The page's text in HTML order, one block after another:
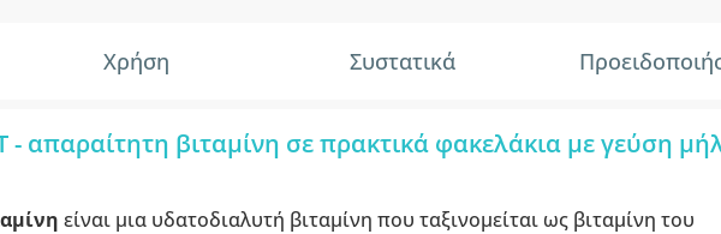
Χρήση Συστατικά
- απαραίτητη βιταμίνη σε πρακτικά φακελάκια με γεύση
είναι μια υδατοδιαλυτή βιταμίνη που ταξινομείται ως βιταμίνη του